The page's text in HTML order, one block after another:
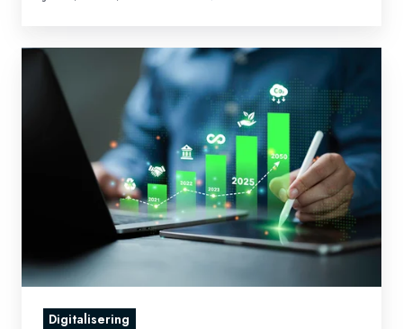
Hoe
helpt
digitalisering
duurzaamheidsrapportages?
Digitalisering